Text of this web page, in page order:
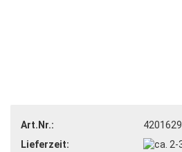
Art.Nr.:
4201629
Lieferzeit: